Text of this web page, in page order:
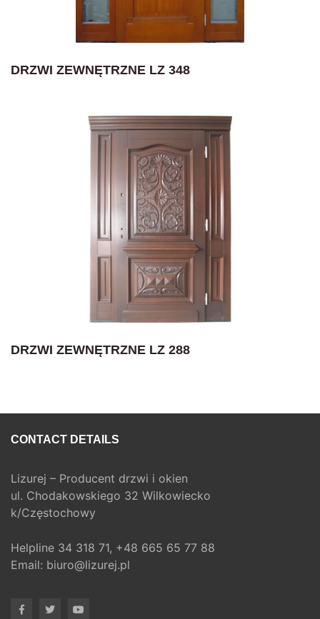
DRZWI ZEWNĘTRZNE LZ 348
DRZWI ZEWNĘTRZNE LZ 288
CONTACT DETAILS
Lizurej – Producent drzwi i okien
ul. Chodakowskiego 32 Wilkowiecko
k/Częstochowy
Helpline 34 318 71, +48 665 65 77 88
Email: biuro@lizurej.pl